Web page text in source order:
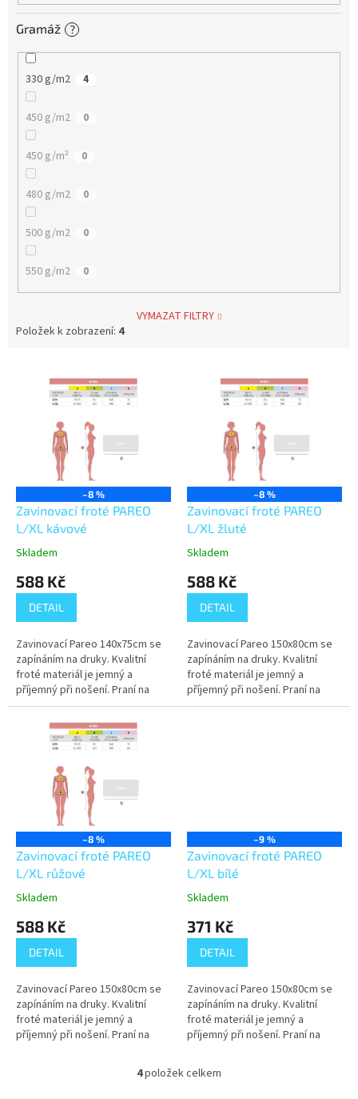
Gramáž ?
330 g/m2 4
450 g/m2 0
450 g/m² 0
480 g/m2 0
500 g/m2 0
550 g/m2 0
VYMAZAT FILTRY
Položek k zobrazení: 4
–8 %
Zavinovací froté PAREO
L/XL kávové
Skladem
588 Kč
DETAIL
Zavinovací Pareo 140x75cm se
zapínáním na druky. Kvalitní
froté materiál je jemný a
příjemný při nošení. Praní na
60°C.
–8 %
Zavinovací froté PAREO
L/XL žluté
Skladem
588 Kč
DETAIL
Zavinovací Pareo 150x80cm se
zapínáním na druky. Kvalitní
froté materiál je jemný a
příjemný při nošení. Praní na
60°C.
–8 %
Zavinovací froté PAREO
L/XL růžové
Skladem
588 Kč
DETAIL
Zavinovací Pareo 150x80cm se
zapínáním na druky. Kvalitní
froté materiál je jemný a
příjemný při nošení. Praní na
–9 %
Zavinovací froté PAREO
L/XL bílé
Skladem
371 Kč
DETAIL
Zavinovací Pareo 150x80cm se
zapínáním na druky. Kvalitní
froté materiál je jemný a
příjemný při nošení. Praní na
O
4položek celkem